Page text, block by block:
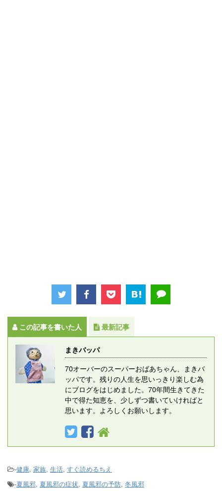
この記事を書いた人 最新記事
まきバッパ
70オーバーのスーパーおばあちゃん、まきバ
ッパです。残りの人生を思いっきり楽しむ為
にブログをはじめました。70年間生きてきた
中で得た知恵を、少しずつ書いていければと
思います。よろしくお願いします。
-健康, 家族, 生活, すぐ読めるちえ
-夏風邪, 夏風邪の症状, 夏風邪の予防, 冬風邪